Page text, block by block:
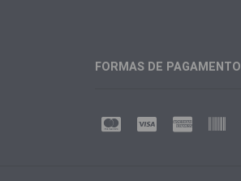
FORMAS DE PAGAMENTO